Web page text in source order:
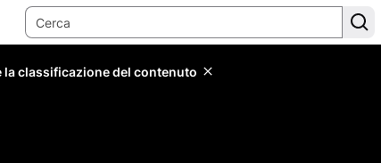
classificazione del contenuto